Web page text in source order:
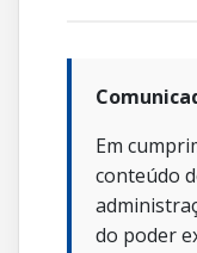
Em
conteúdo
do poder